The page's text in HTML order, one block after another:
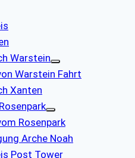
Warstein
Warstein Fahrt
Xanten
Rosenpark
Arche Noah
Post Tower